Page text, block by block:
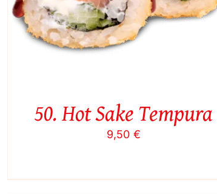
50. Hot Sake Tempura
9,50€